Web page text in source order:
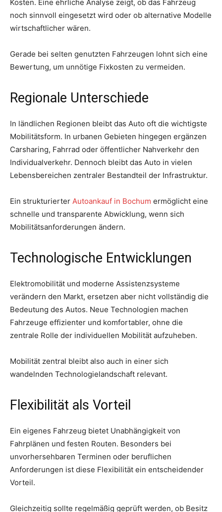
Kosten. Eine ehrliche Analyse zeigt, ob das Fahrzeug
noch sinnvoll eingesetzt wird oder ob alternative Modelle
wirtschaftlicher wären.
Gerade bei selten genutzten Fahrzeugen lohnt sich eine
Bewertung, um unnötige Fixkosten zu vermeiden.
Regionale Unterschiede
In ländlichen Regionen bleibt das Auto oft die wichtigste
Mobilitätsform. In urbanen Gebieten hingegen ergänzen
Carsharing, Fahrrad oder öffentlicher Nahverkehr den
Individualverkehr. Dennoch bleibt das Auto in vielen
Lebensbereichen zentraler Bestandteil der Infrastruktur.
Ein strukturierter Autoankauf in Bochum ermöglicht eine
schnelle und transparente Abwicklung, wenn sich
Mobilitätsanforderungen ändern.
Technologische Entwicklungen
Elektromobilität und moderne Assistenzsysteme
verändern den Markt, ersetzen aber nicht vollständig die
Bedeutung des Autos. Neue Technologien machen
Fahrzeuge effizienter und komfortabler, ohne die
zentrale Rolle der individuellen Mobilität aufzuheben.
Mobilität zentral bleibt also auch in einer sich
wandelnden Technologielandschaft relevant.
Flexibilität als Vorteil
Ein eigenes Fahrzeug bietet Unabhängigkeit von
Fahrplänen und festen Routen. Besonders bei
unvorhersehbaren Terminen oder beruflichen
Anforderungen ist diese Flexibilität ein entscheidender
Vorteil.
Gleichzeitig sollte regelmäßig geprüft werden, ob Besitz